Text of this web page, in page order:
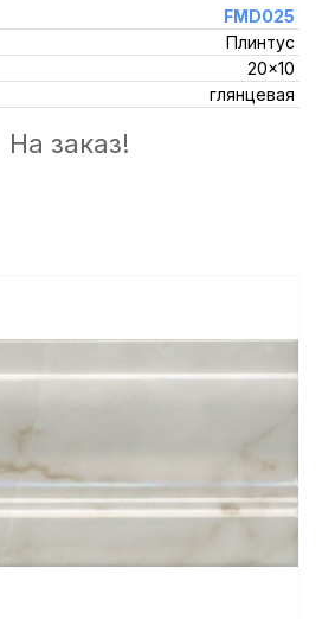
FMD025
Плинтус
20x10
глянцевая
На заказ!